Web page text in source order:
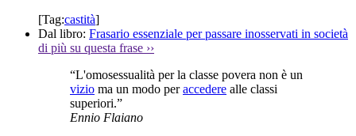
[Tag:castità]
Dal libro: Frasario essenziale per passare inosservati in società
di più su questa frase ››
“L'omosessualità per la classe povera non è un
vizio ma un modo peraccedere alle classi
superiori.”
Ennio Flaiano